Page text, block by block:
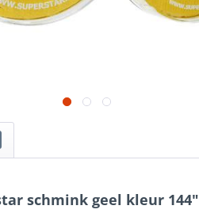
schmink geel kleur 144"